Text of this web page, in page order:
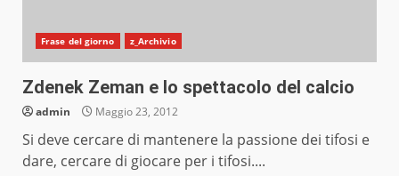
Frase del giorno z_Archivio
Zdenek Zeman e lo spettacolo del calcio
admin Maggio 23, 2012
Si deve cercare di mantenere la passione dei tifosi e
dare, cercare di giocare per i tifosi....